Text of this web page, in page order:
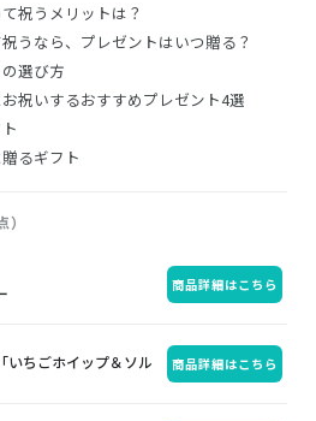
祝うメリットは？
うなら、プレゼントはいつ贈る？
選び方
祝いするおすすめプレゼント4選
るギフト
商品詳細はこちら
いちごホイップ＆ソル
商品詳細はこちら